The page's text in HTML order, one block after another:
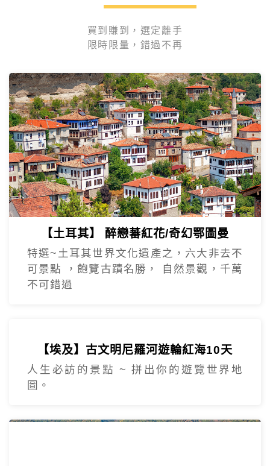
買到賺到，選定離手
限時限量，錯過不再
【土耳其】 醉戀蕃紅花/奇幻鄂圖曼
特選~土耳其世界文化遺產之，六大非去不
可景點 ，飽覽古蹟名勝， 自然景觀，千萬
不可錯過
【埃及】古文明尼羅河遊輪紅海10天
人生必訪的景點 ~ 拼出你的遊覽世界地
圖。